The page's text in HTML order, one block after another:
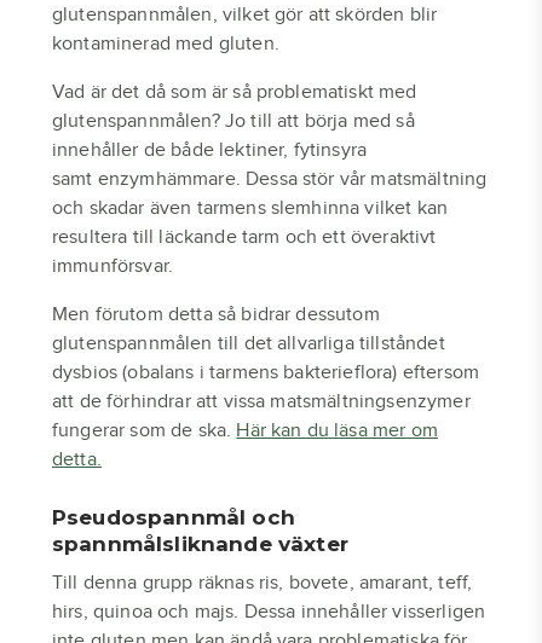
glutenspannmålen, vilket gör att skörden blir
kontaminerad med gluten.
Vad är det då som är så problematiskt med
glutenspannmålen? Jo till att börja med så
innehåller de både lektiner, fytinsyra
samt enzymhämmare. Dessa stör vår matsmältning
och skadar även tarmens slemhinna vilket kan
resultera till läckande tarm och ett överaktivt
immunförsvar.
Men förutom detta så bidrar dessutom
glutenspannmålen till det allvarliga tillståndet
dysbios (obalans i tarmens bakterieflora) eftersom
att de förhindrar att vissa matsmältningsenzymer
fungerar som de ska. Här kan du läsa mer om
detta.
Pseudospannmål och
spannmålsliknande växter
Till denna grupp räknas ris, bovete, amarant, teff,
hirs, quinoa och majs. Dessa innehåller visserligen